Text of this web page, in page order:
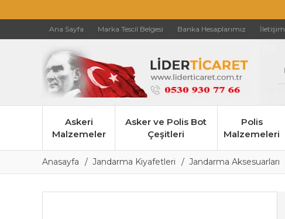
Ana Sayfa Marka Tescil Belgesi Banka Hesaplarımız İletişim
Askeri
Malzemeler
Asker ve Polis Bot
Çeşitleri
Polis
Malzemeleri
Anasayfa Jandarma Kiyafetleri Jandarma Aksesuarları